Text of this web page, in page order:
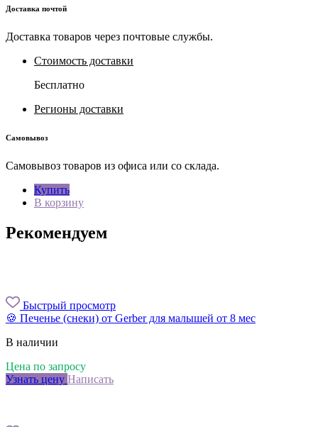
Доставка почтой
Доставка товаров через почтовые службы.
Стоимость доставки
Бесплатно
Регионы доставки
Самовывоз
Самовывоз товаров из офиса или со склада.
Купить
В корзину
Рекомендуем
Быстрый просмотр
🍪 Печенье (снеки) от Gerber для малышей от 8 мес
В наличии
Цена по запросу
Узнать цену Написать